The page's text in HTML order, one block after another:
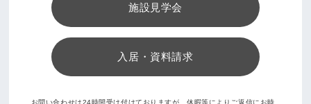
施設見学会
入居・資料請求
お問い合わせは24時間受け付けておりますが、休暇等によりご返信にお時